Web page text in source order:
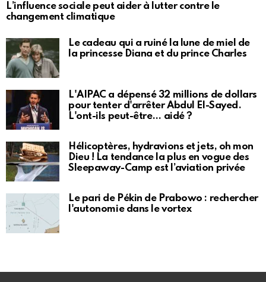
L’influence sociale peut aider à lutter contre le
changement climatique
Le cadeau qui a ruiné la lune de miel de
la princesse Diana et du prince Charles
L'AIPAC a dépensé 32 millions de dollars
pour tenter d'arrêter Abdul El-Sayed.
L'ont-ils peut-être… aidé ?
Hélicoptères, hydravions et jets, oh mon
Dieu ! La tendance la plus en vogue des
Sleepaway-Camp est l’aviation privée
Le pari de Pékin de Prabowo : rechercher
l'autonomie dans le vortex